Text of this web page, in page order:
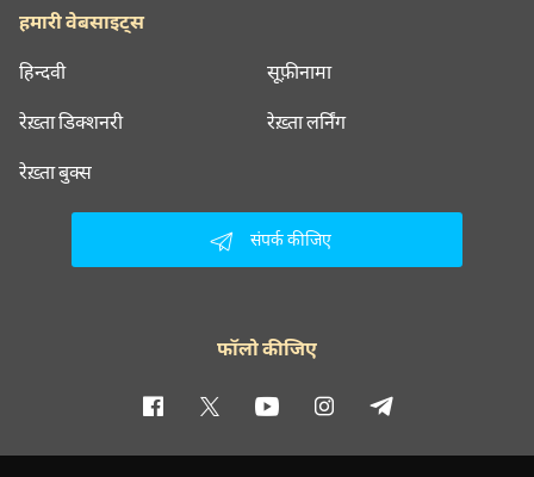
हमारी वेबसाइट्स
हिन्दवी सूफ़ीनामा
रेख़्ता डिक्शनरी रेख़्ता लर्निंग
रेख़्ता बुक्स
संपर्क कीजिए
फॉलो कीजिए